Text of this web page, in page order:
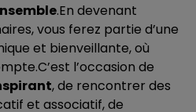
.En devenant
vous ferez partie d’une
et bienveillante, où
l’occasion de
, de rencontrer des
et associatif, de